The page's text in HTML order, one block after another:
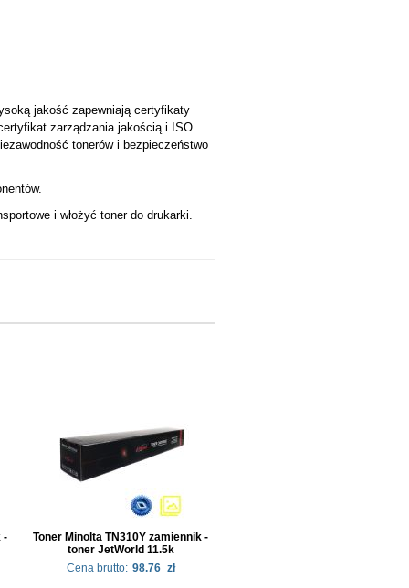
jakość zapewniają certyfikaty
zarządzania jakością i ISO
tonerów i bezpieczeństwo
i włożyć toner do drukarki.
-
Toner Minolta TN310Y zamiennik -
toner JetWorld 11.5k
Cena brutto: 98.76 zł